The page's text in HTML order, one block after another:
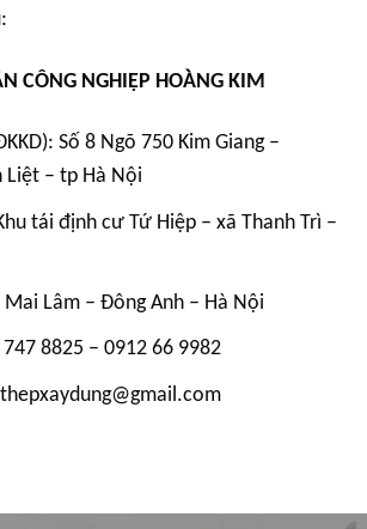
CÔNG NGHIỆP HOÀNG KIM
Số 8 Ngõ 750 Kim Giang –
Liệt – tp Hà Nội
tái định cư Tứ Hiệp – xã Thanh Trì –
Mai Lâm – Đông Anh – Hà Nội
747 8825 – 0912 66 9982